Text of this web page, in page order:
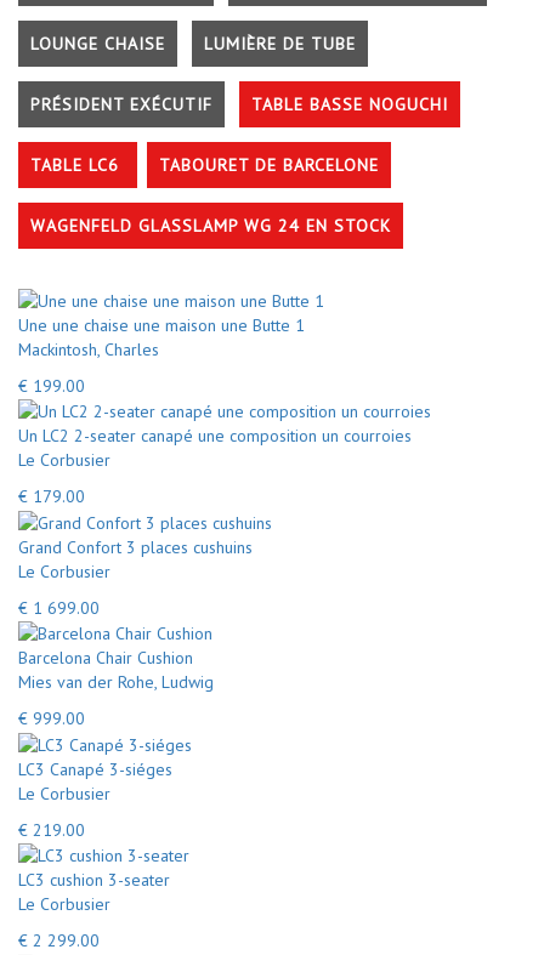
LOUNGE CHAISE LUMIÈRE DE TUBE
PRÉSIDENT EXÉCUTIF TABLE BASSE NOGUCHI
TABLE LC6 TABOURET DE BARCELONE
WAGENFELD GLASSLAMP WG 24 EN STOCK
Une une chaise une maison une Butte 1
Mackintosh, Charles
€ 199.00
Un LC2 2-seater canapé une composition un courroies
Le Corbusier
€ 179.00
Grand Confort 3 places cushuins
Le Corbusier
€ 1 699.00
Barcelona Chair Cushion
Mies van der Rohe, Ludwig
€ 999.00
LC3 Canapé 3-siéges
Le Corbusier
€ 219.00
LC3 cushion 3-seater
Le Corbusier
€ 2 299.00